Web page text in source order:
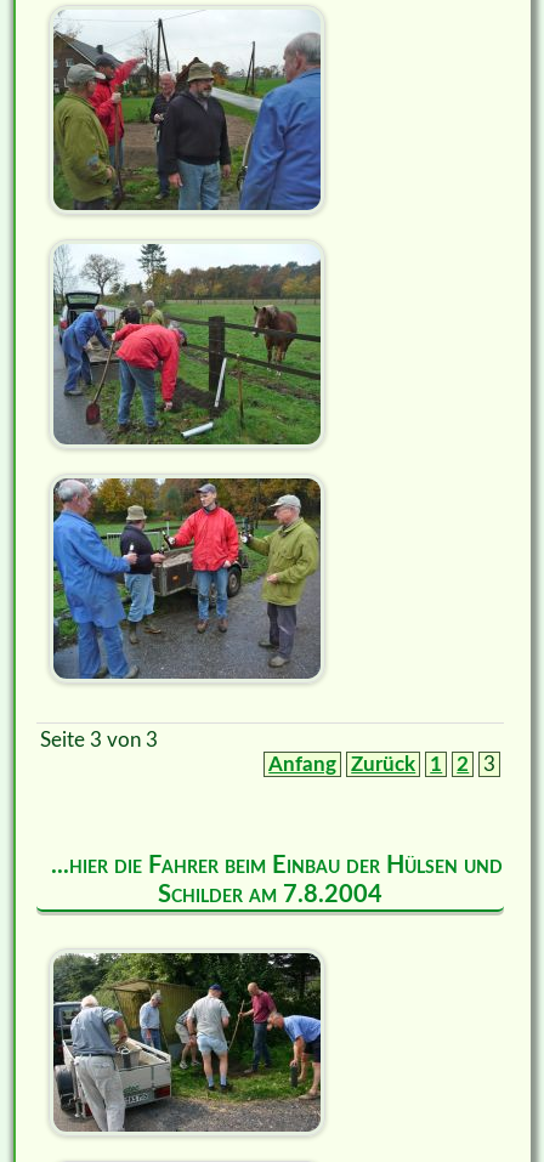
Seite 3 von 3
Anfang
Zurück 1 2 3
...hier die Fahrer beim Einbau der Hülsen und
Schilder am 7.8.2004